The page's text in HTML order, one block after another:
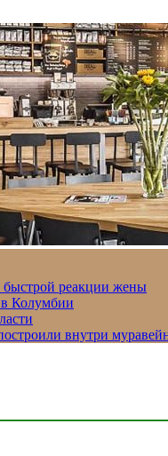
быстрой реакции жены
Колумбии
внутри